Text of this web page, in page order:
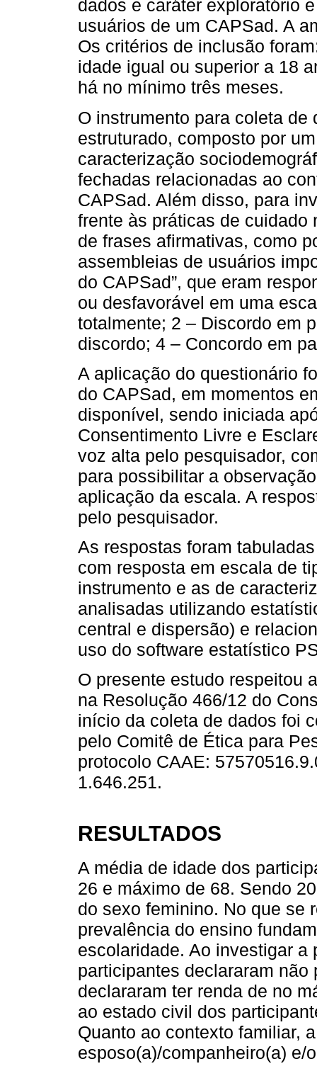
dados e caráter exploratório
usuários de um CAPSad. A
Os critérios de inclusão
idade igual ou superior a 18
há no mínimo três meses.
O instrumento para coleta
estruturado, composto por
caracterização
fechadas relacionadas ao
CAPSad. Além disso, para
frente às práticas de
de frases afirmativas, como
assembleias de usuários
do CAPSad”, que eram
ou desfavorável em uma
totalmente; 2 – Discordo em
discordo; 4 – Concordo em
A aplicação do questionário
do CAPSad, em momentos
disponível, sendo iniciada
Consentimento Livre e
voz alta pelo pesquisador,
para possibilitar a
aplicação da escala. A
pelo pesquisador.
As respostas foram
com resposta em escala de
instrumento e as de
analisadas utilizando
central e dispersão) e
uso do software estatístico
O presente estudo respeitou
na Resolução 466/12 do
início da coleta de dados foi
pelo Comitê de Ética para
protocolo CAAE:
1.646.251.
RESULTADOS
A média de idade dos
26 e máximo de 68. Sendo
do sexo feminino. No que se
prevalência do ensino
escolaridade. Ao investigar a
participantes declararam
declararam ter renda de no
ao estado civil dos
Quanto ao contexto familiar,
esposo(a)/companheiro(a) e/